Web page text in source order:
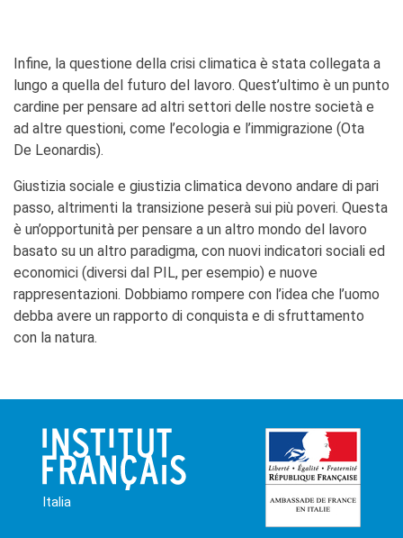
Infine, la questione della crisi climatica è stata collegata a
lungo a quella del futuro del lavoro. Quest’ultimo è un punto
cardine per pensare ad altri settori delle nostre società e
ad altre questioni, come l’ecologia e l’immigrazione (Ota
De Leonardis).
Giustizia sociale e giustizia climatica devono andare di pari
passo, altrimenti la transizione peserà sui più poveri. Questa
è un’opportunità per pensare a un altro mondo del lavoro
basato su un altro paradigma, con nuovi indicatori sociali ed
economici (diversi dal PIL, per esempio) e nuove
rappresentazioni. Dobbiamo rompere con l’idea che l’uomo
debba avere un rapporto di conquista e di sfruttamento
con la natura.
Italia